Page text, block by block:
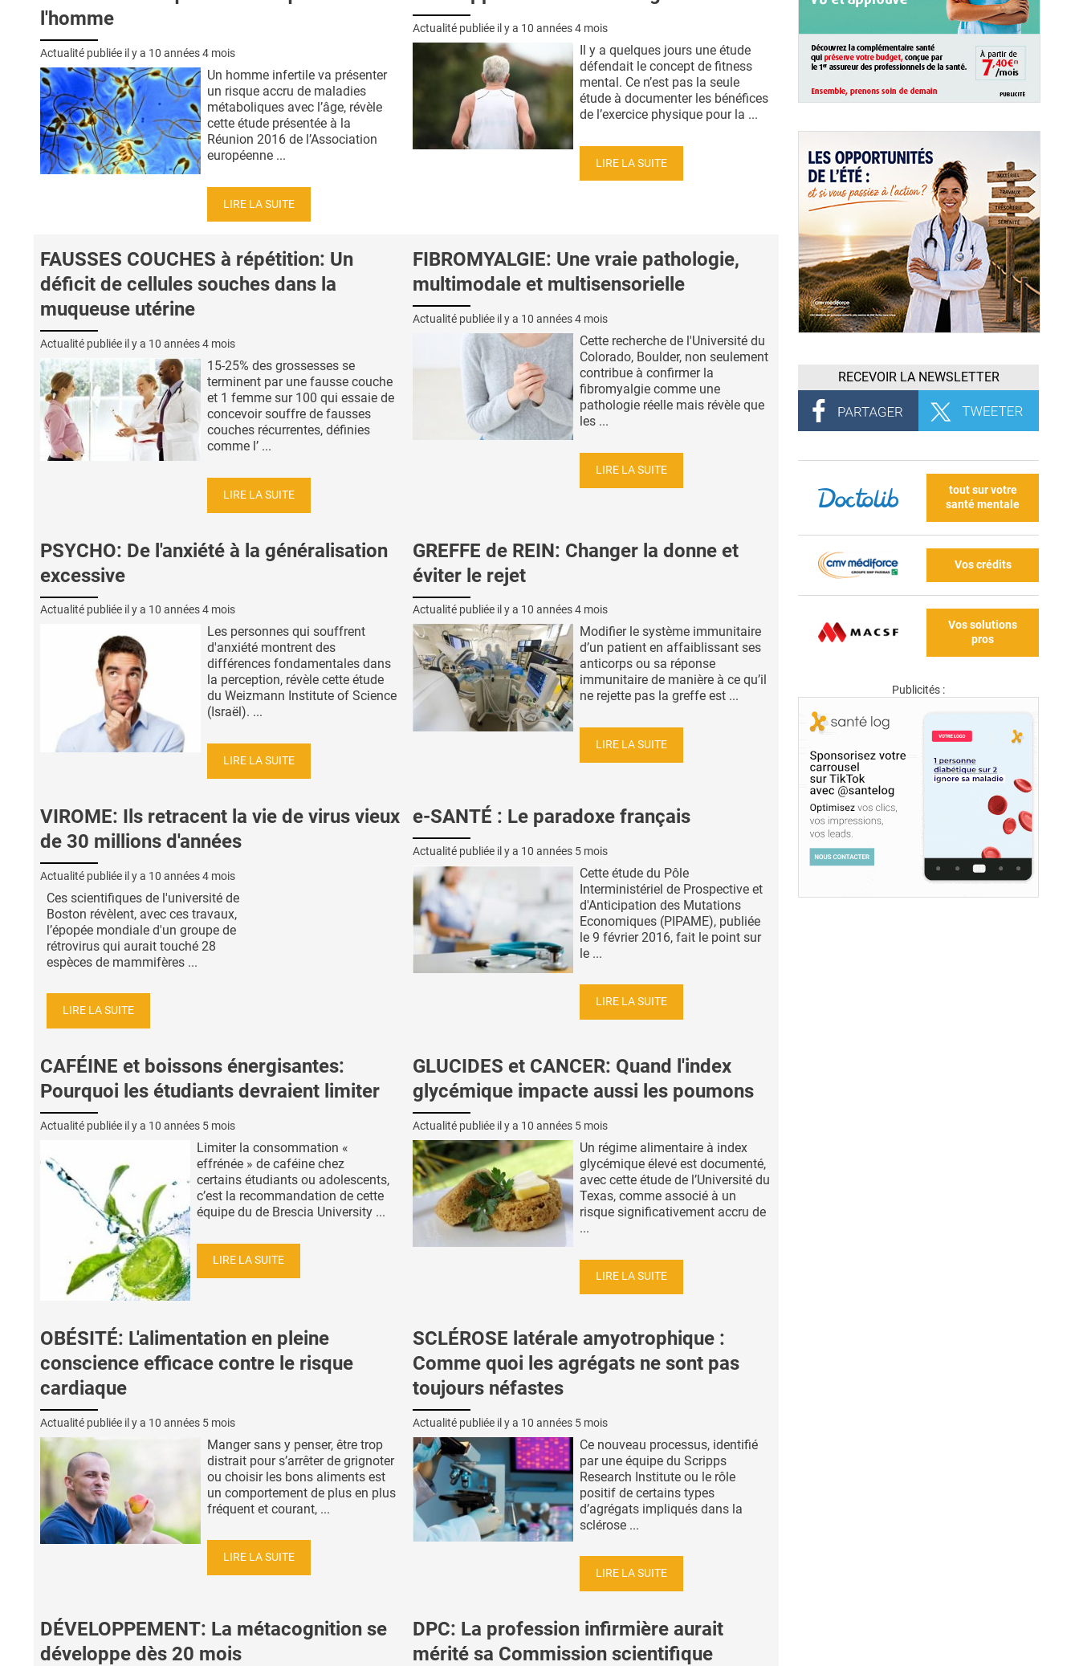
l'homme
Actualité publiée il y a 10 années 4 mois
Un homme infertile va présenter
un risque accru de maladies
métaboliques avec l’âge, révèle
cette étude présentée à la
Réunion 2016 de l’Association
européenne ...
LIRE LA SUITE
Actualité publiée il y a 10 années 4 mois
Il y a quelques jours une étude
défendait le concept de fitness
mental. Ce n’est pas la seule
étude à documenter les bénéfices
de l’exercice physique pour la ...
LIRE LA SUITE
FAUSSES COUCHES à répétition: Un
déficit de cellules souches dans la
muqueuse utérine
Actualité publiée il y a 10 années 4 mois
15-25% des grossesses se
terminent par une fausse couche
et 1 femme sur 100 qui essaie de
concevoir souffre de fausses
couches récurrentes, définies
comme l’ ...
LIRE LA SUITE
FIBROMYALGIE: Une vraie pathologie,
multimodale et multisensorielle
Actualité publiée il y a 10 années 4 mois
Cette recherche de l'Université du
Colorado, Boulder, non seulement
contribue à confirmer la
fibromyalgie comme une
pathologie réelle mais révèle que
les ...
LIRE LA SUITE
PSYCHO: De l'anxiété à la généralisation
excessive
Actualité publiée il y a 10 années 4 mois
Les personnes qui souffrent
d'anxiété montrent des
différences fondamentales dans
la perception, révèle cette étude
du Weizmann Institute of Science
(Israël). ...
LIRE LA SUITE
GREFFE de REIN: Changer la donne et
éviter le rejet
Actualité publiée il y a 10 années 4 mois
Modifier le système immunitaire
d’un patient en affaiblissant ses
anticorps ou sa réponse
immunitaire de manière à ce qu’il
ne rejette pas la greffe est ...
LIRE LA SUITE
VIROME: Ils retracent la vie de virus vieux
de 30 millions d'années
Actualité publiée il y a 10 années 4 mois
Ces scientifiques de l'université de
Boston révèlent, avec ces travaux,
l’épopée mondiale d'un groupe de
rétrovirus qui aurait touché 28
espèces de mammifères ...
LIRE LA SUITE
e-SANTÉ : Le paradoxe français
Actualité publiée il y a 10 années 5 mois
Cette étude du Pôle
Interministériel de Prospective et
d'Anticipation des Mutations
Economiques (PIPAME), publiée
le 9 février 2016, fait le point sur
le ...
LIRE LA SUITE
CAFÉINE et boissons énergisantes:
Pourquoi les étudiants devraient limiter
Actualité publiée il y a 10 années 5 mois
Limiter la consommation «
effrénée » de caféine chez
certains étudiants ou adolescents,
c’est la recommandation de cette
équipe du de Brescia University ...
LIRE LA SUITE
GLUCIDES et CANCER: Quand l'index
glycémique impacte aussi les poumons
Actualité publiée il y a 10 années 5 mois
Un régime alimentaire à index
glycémique élevé est documenté,
avec cette étude de l’Université du
Texas, comme associé à un
risque significativement accru de
...
LIRE LA SUITE
OBÉSITÉ: L'alimentation en pleine
conscience efficace contre le risque
cardiaque
Actualité publiée il y a 10 années 5 mois
Manger sans y penser, être trop
distrait pour s’arrêter de grignoter
ou choisir les bons aliments est
un comportement de plus en plus
fréquent et courant, ...
LIRE LA SUITE
SCLÉROSE latérale amyotrophique :
Comme quoi les agrégats ne sont pas
toujours néfastes
Actualité publiée il y a 10 années 5 mois
Ce nouveau processus, identifié
par une équipe du Scripps
Research Institute ou le rôle
positif de certains types
d’agrégats impliqués dans la
sclérose ...
LIRE LA SUITE
DÉVELOPPEMENT: La métacognition se
développe dès 20 mois
DPC: La profession infirmière aurait
mérité sa Commission scientifique
RECEVOIR LA NEWSLETTER
tout sur votre
santé mentale
Vos crédits
Vos solutions
pros
Publicités :